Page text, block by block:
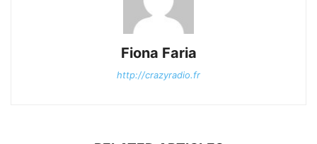
Fiona Faria
http://crazyradio.fr